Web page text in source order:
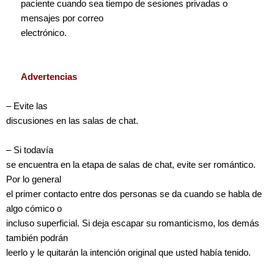
paciente cuando sea tiempo de sesiones privadas o
mensajes por correo
electrónico.
Advertencias
– Evite las
discusiones en las salas de chat.
– Si todavía
se encuentra en la etapa de salas de chat, evite ser romántico.
Por lo general
el primer contacto entre dos personas se da cuando se habla de
algo cómico o
incluso superficial. Si deja escapar su romanticismo, los demás
también podrán
leerlo y le quitarán la intención original que usted había tenido.